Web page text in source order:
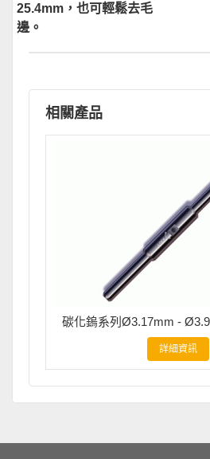
25.4mm，也可輕鬆去毛
邊。
相關產品
詳細資訊